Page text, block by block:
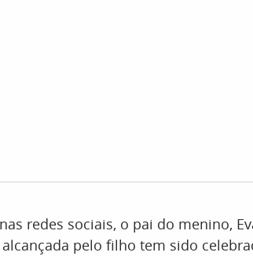
redes sociais, o pai do menino,
pelo filho tem sido